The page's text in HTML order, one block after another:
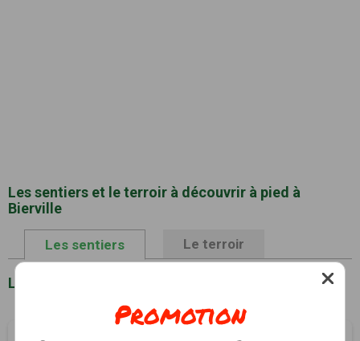
Les sentiers et le terroir à découvrir à pied à
Bierville
Les sentiers Le terroir
Liste des sentiers à Bierville
Promotion